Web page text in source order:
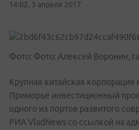
14:02, 3 апреля 2017
Фото: Фото: Алексей Воронин,
Крупная китайская корпорация
Приморье инвестиционный
одного из портов развитого
РИА VladNews со ссылкой на